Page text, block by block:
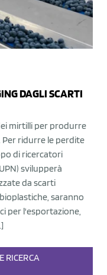
DAGLI SCARTI
mirtilli per produrre
ridurre le perdite
di ricercatori
svilupperà
da scarti
saranno
per l'esportazione,
RICERCA